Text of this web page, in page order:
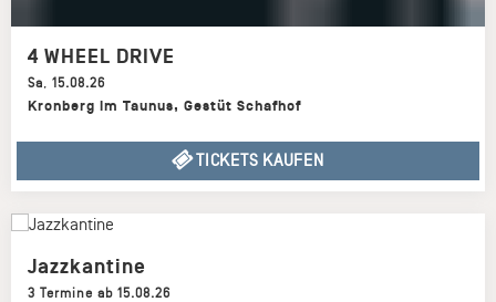
4 WHEEL DRIVE
Sa, 15.08.26
Kronberg im Taunus, Gestüt Schafhof
TICKETS KAUFEN
Jazzkantine
3 Termine ab 15.08.26